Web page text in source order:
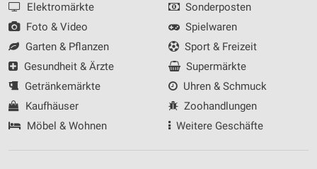
Elektromärkte
Foto & Video
Garten & Pflanzen
Gesundheit & Ärzte
Getränkemärkte
Kaufhäuser
Möbel & Wohnen
Sonderposten
Spielwaren
Sport & Freizeit
Supermärkte
Uhren & Schmuck
Zoohandlungen
Weitere Geschäfte